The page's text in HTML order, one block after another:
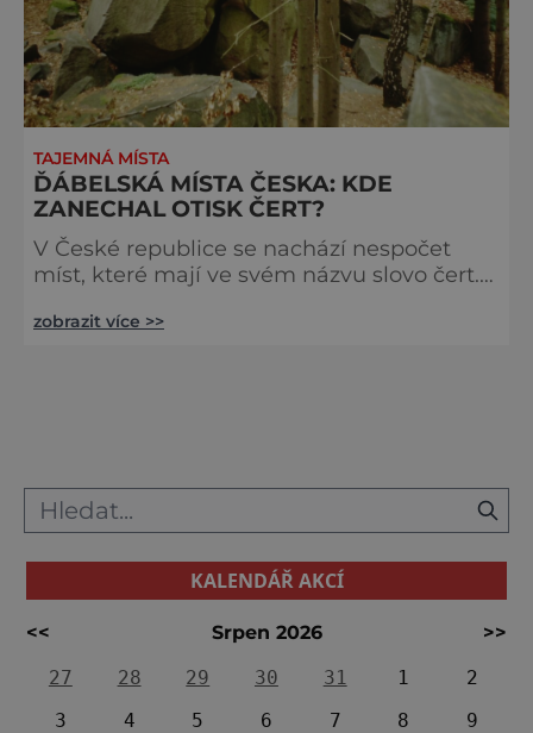
TAJEMNÁ MÍSTA
ĎÁBELSKÁ MÍSTA ČESKA: KDE
ZANECHAL OTISK ČERT?
V České republice se nachází nespočet
míst, které mají ve svém názvu slovo čert.
studánky, strouhy nebo kopce, vypadá to,
Březolupy, v níž stojí původně barokní
zámek, nyní sí
zobrazit více >>
KALENDÁŘ AKCÍ
<< Srpen 2026
>>
27
28 29 30 31 1
2
3
4 5 6 7 8
9